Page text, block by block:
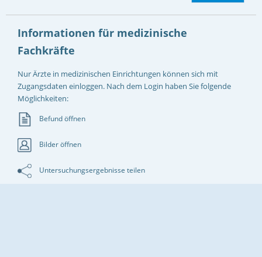
Informationen für medizinische
Fachkräfte
Nur Ärzte in medizinischen Einrichtungen können sich mit
Zugangsdaten einloggen. Nach dem Login haben Sie folgende
Möglichkeiten:
Befund öffnen
Bilder öffnen
Untersuchungsergebnisse teilen